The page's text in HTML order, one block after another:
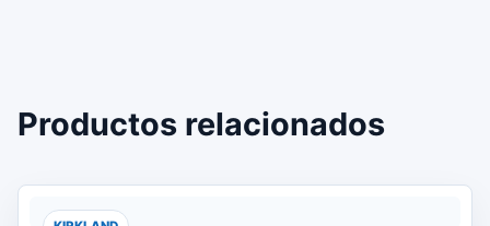
Productos relacionados